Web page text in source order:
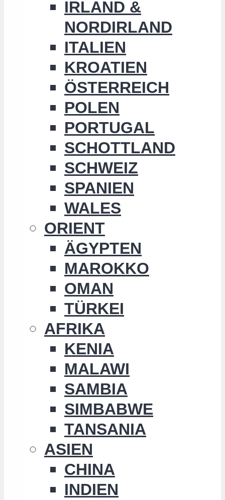
IRLAND &
NORDIRLAND
ITALIEN
KROATIEN
ÖSTERREICH
POLEN
PORTUGAL
SCHOTTLAND
SCHWEIZ
SPANIEN
WALES
ORIENT
ÄGYPTEN
MAROKKO
OMAN
TÜRKEI
AFRIKA
KENIA
MALAWI
SAMBIA
SIMBABWE
TANSANIA
ASIEN
CHINA
INDIEN